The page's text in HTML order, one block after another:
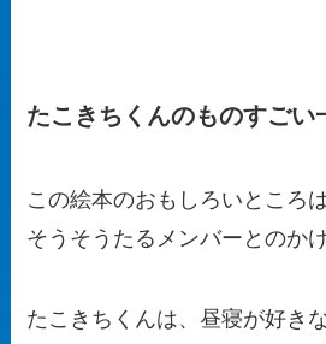
たこきちくんのものすごい
この絵本のおもしろいところ
そうそうたるメンバーとのか
たこきちくんは、昼寝が好き